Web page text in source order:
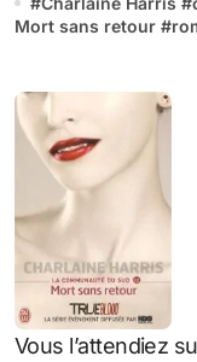
Mort sans retour #
Vous l’attendiez